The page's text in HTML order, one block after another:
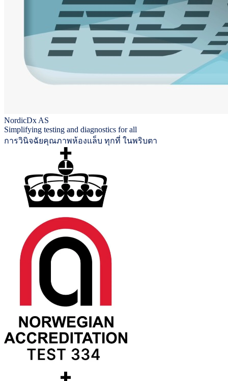
NordicDx AS
Simplifying testing and diagnostics for all
การวินิจฉัยคุณภาพห้องแล็บ ทุกที่ ในพริบตา